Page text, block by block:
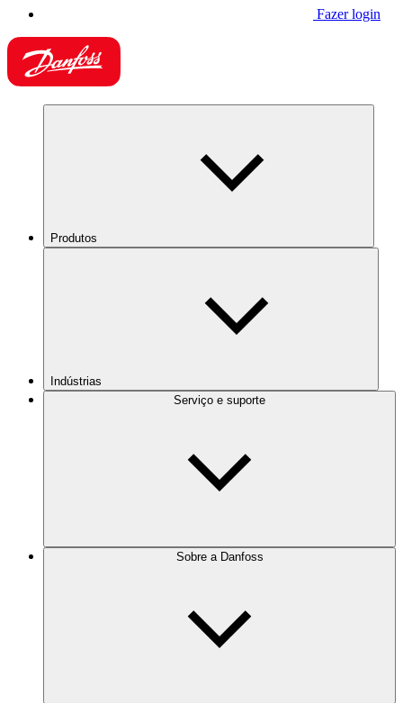
Fazer login
Produtos
Indústrias
Serviço e suporte
Sobre a Danfoss